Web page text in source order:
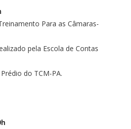
Para as Câmaras-
pela Escola de Contas
do TCM-PA.